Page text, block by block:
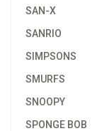
SAN-X
SANRIO
SIMPSONS
SMURFS
SNOOPY
SPONGE BOB